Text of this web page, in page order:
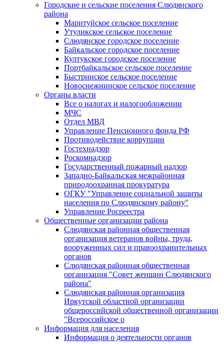
Городские и сельские поселения Слюдянского
района
Маритуйское сельское поселение
Утуликское сельское поселение
Слюдянское городское поселение
Байкальское городское поселение
Култукское городское поселение
Портбайкальское сельское поселение
Быстринское сельское поселение
Новоснежнинское сельское поселение
Органы власти
Все о налогах и налогообложении
МЧС
Отдел МВД
Управление Пенсионного фонда РФ
Противодействие коррупции
Гостехнадзор
Роскомнадзор
Государственный пожарный надзор
Западно-Байкальская межрайонная
природоохранная прокуратура
ОГКУ "Управление социальной защиты
населения по Слюдянскому району"
Управление Росреестра
Общественные организации района
Слюдянская районная общественная
организация ветеранов войны, труда,
вооруженных сил и правоохранительных
органов
Слюдянская районная общественная
организация "Совет женщин Слюдянского
района"
Слюдянская районная организация
Иркутской областной организации
общероссийской общественной организации
"Всероссийское о
Информация для населения
Информация о деятельности органов